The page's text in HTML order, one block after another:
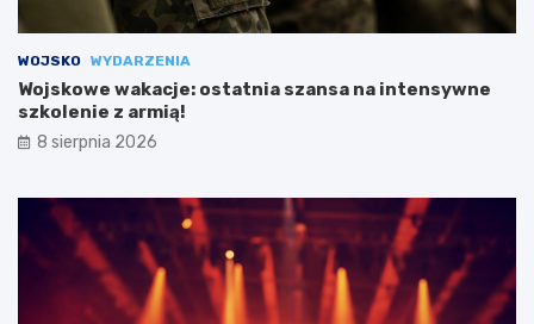
WOJSKO WYDARZENIA
Wojskowe wakacje: ostatnia szansa na intensywne
szkolenie z armią!
8 sierpnia 2026